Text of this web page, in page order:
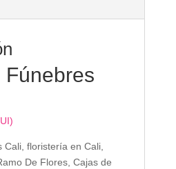
Fúnebres
Cali, floristería en Cali,
De Flores, Cajas de